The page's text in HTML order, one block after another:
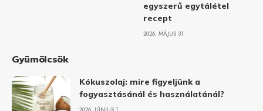
egyszerű egytálétel
recept
2026. MÁJUS 31.
Gyümölcsök
Kókuszolaj: mire figyeljünk a
fogyasztásánál és használatánál?